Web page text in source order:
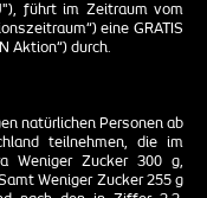
führt im Zeitraum vom
eine GRATIS
Aktion“) durch.
natürlichen Personen ab
teilnehmen, die im
Weniger Zucker 300 g,
Weniger Zucker 255 g